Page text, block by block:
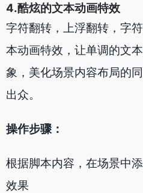
4.酷炫的文本动画特效
字符翻转，上浮翻转，字
本动画特效，让单调的文
象，美化场景内容布局的
出众。
操作步骤：
根据脚本内容，在场景中
效果